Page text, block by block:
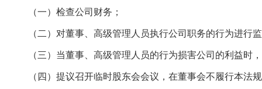
（一）检查公司财务；
（二）对董事、高级管理人员执行公司职务的行为进
（三）当董事、高级管理人员的行为损害公司的利益时
（四）提议召开临时股东会会议，在董事会不履行本